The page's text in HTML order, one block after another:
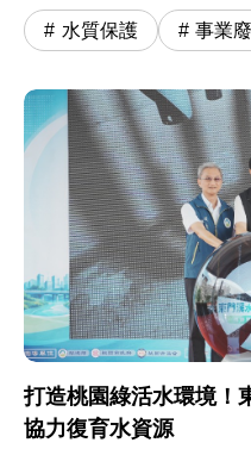
水質保護 事業
打造桃園綠活水環境！
協力復育水資源